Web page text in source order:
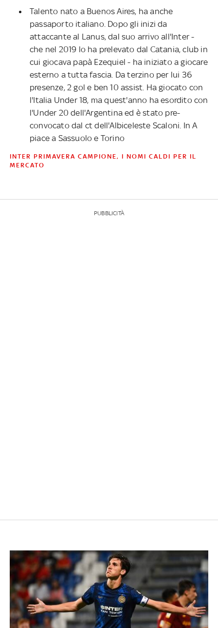
Talento nato a Buenos Aires, ha anche
passaporto italiano. Dopo gli inizi da
attaccante al Lanus, dal suo arrivo all'Inter -
che nel 2019 lo ha prelevato dal Catania, club in
cui giocava papà Ezequiel - ha iniziato a giocare
esterno a tutta fascia. Da terzino per lui 36
presenze, 2 gol e ben 10 assist. Ha giocato con
l'Italia Under 18, ma quest'anno ha esordito con
l'Under 20 dell'Argentina ed è stato pre-
convocato dal ct dell'Albiceleste Scaloni. In A
piace a Sassuolo e Torino
INTER PRIMAVERA CAMPIONE, I NOMI CALDI PER IL
MERCATO
PUBBLICITÀ